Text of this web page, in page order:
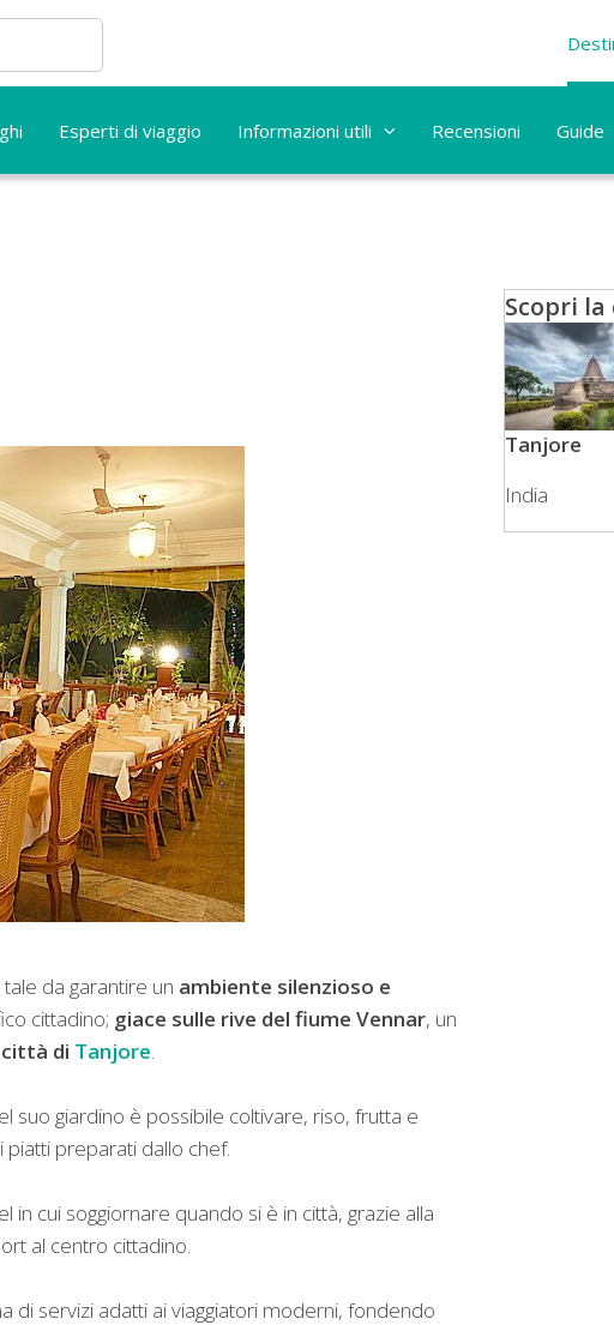
Esperti di viaggio Informazioni utili Recensioni Guide
da garantire un ambiente silenzioso e
cittadino; giace sulle rive del fiume Vennar, un
di Tanjore.
suo giardino è possibile coltivare, riso, frutta e
preparati dallo chef.
in cui soggiornare quando si è in città, grazie alla
al centro cittadino.
di servizi adatti ai viaggiatori moderni, fondendo
Scopri
Tanjore
India